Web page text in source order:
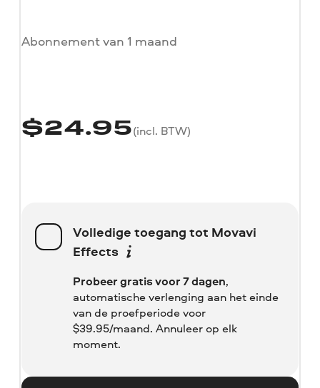
Abonnement van 1 maand
$24.95(incl. BTW)
Volledige toegang tot Movavi
Effects
Probeer gratis voor 7 dagen,
automatische verlenging aan het einde
van de proefperiode voor
$39.95/maand. Annuleer op elk
moment.